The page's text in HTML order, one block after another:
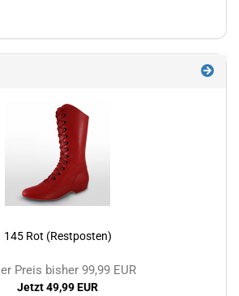
145 Rot (Restposten)
Preis bisher 99,99 EUR
Jetzt 49,99 EUR